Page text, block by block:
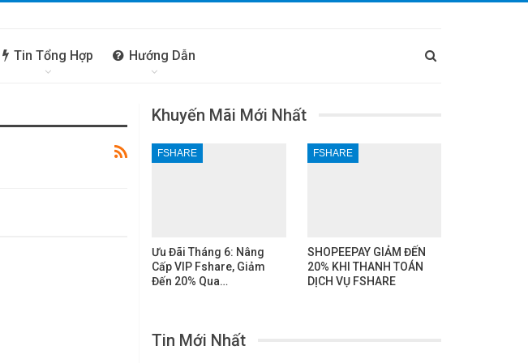
Tin Tổng Hợp Hướng Dẫn
Khuyến Mãi Mới Nhất
FSHARE
Ưu Đãi Tháng 6: Nâng
Cấp VIP Fshare, Giảm
Đến 20% Qua…
FSHARE
SHOPEEPAY GIẢM ĐẾN
20% KHI THANH TOÁN
DỊCH VỤ FSHARE
Tin Mới Nhất